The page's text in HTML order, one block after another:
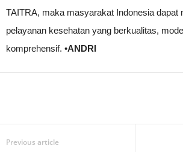
TAITRA, maka masyarakat Indonesia dapat
pelayanan kesehatan yang berkualitas,
komprehensif. •ANDRI
Previous article